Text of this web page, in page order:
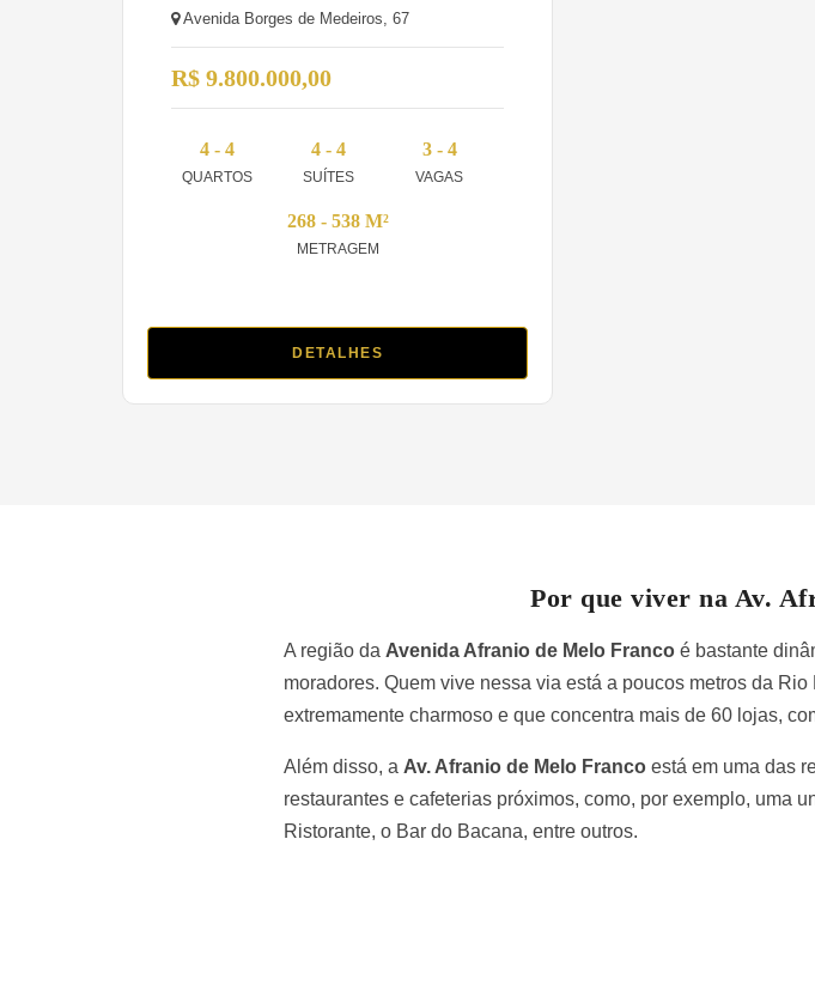
Avenida Borges de Medeiros, 67
R$ 9.800.000,00
4 - 4
QUARTOS
4 - 4
SUÍTES
3 - 4
VAGAS
268 - 538 M²
METRAGEM
DETALHES
Por que viver na Av.
A região da Avenida Afranio de Melo Franco é bastante
moradores. Quem vive nessa via está a poucos metros da
extremamente charmoso e que concentra mais de 60 lojas,
Além disso, a Av. Afranio de Melo Franco está em uma das
restaurantes e cafeterias próximos, como, por exemplo, uma
Ristorante, o Bar do Bacana, entre outros.